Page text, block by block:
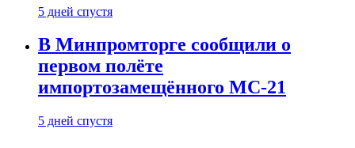
5 дней спустя
В Минпромторге сообщили о
первом полёте
импортозамещённого МС-21
5 дней спустя